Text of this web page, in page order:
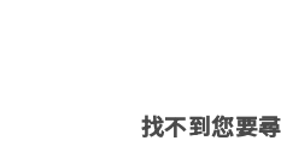
找不到您要